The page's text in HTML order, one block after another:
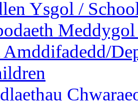
Ysgol /
Amddifadedd/